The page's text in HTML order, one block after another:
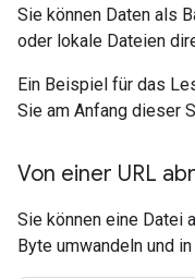
Sie können Daten als
oder lokale Dateien
Ein Beispiel für das
Sie am Anfang dieser
Von einer URL
Sie können eine Datei
Byte umwandeln und